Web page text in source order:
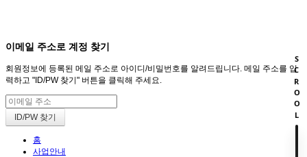
이메일 주소로 계정 찾기
회원정보에 등록된 메일 주소로 아이디/비밀번호를 알려드립니다. 메일 주소를 입
력하고 "ID/PW 찾기" 버튼을 클릭해 주세요.
홈
사업안내
SCROOL